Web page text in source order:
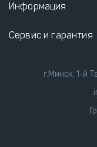
Информация
Сервис и гарантия
г.Минск, 1-й